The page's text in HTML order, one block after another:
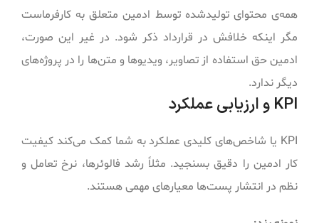
همه‌ی محتوای تولیدشده توسط ادمین متعلق به کارفرماست
مگر اینکه خلافش در قرارداد ذکر شود. در غیر این صورت،
ادمین حق استفاده از تصاویر، ویدیوها و متن‌ها را در پروژه‌های
دیگر ندارد.
KPI و ارزیابی عملکرد
KPI یا شاخص‌های کلیدی عملکرد به شما کمک می‌کند کیفیت
کار ادمین را دقیق بسنجید. مثلاً رشد فالوئرها، نرخ تعامل و
نظم در انتشار پست‌ها معیارهای مهمی هستند.